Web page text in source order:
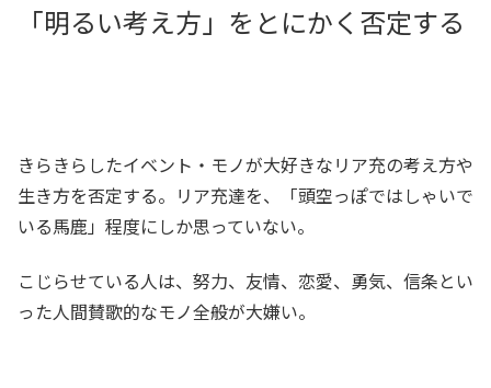
「明るい考え方」をとにかく否定する
きらきらしたイベント・モノが大好きなリア充の考え方や
生き方を否定する。リア充達を、「頭空っぽではしゃいで
いる馬鹿」程度にしか思っていない。
こじらせている人は、努力、友情、恋愛、勇気、信条とい
った人間賛歌的なモノ全般が大嫌い。